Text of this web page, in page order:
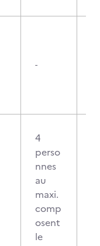
-
4
perso
nnes
au
maxi.
comp
osent
le